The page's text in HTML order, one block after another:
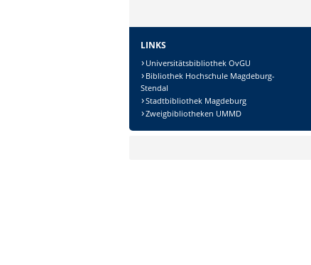
LINKS
Universitätsbibliothek OvGU
Bibliothek Hochschule Magdeburg-
Stendal
Stadtbibliothek Magdeburg
Zweigbibliotheken UMMD